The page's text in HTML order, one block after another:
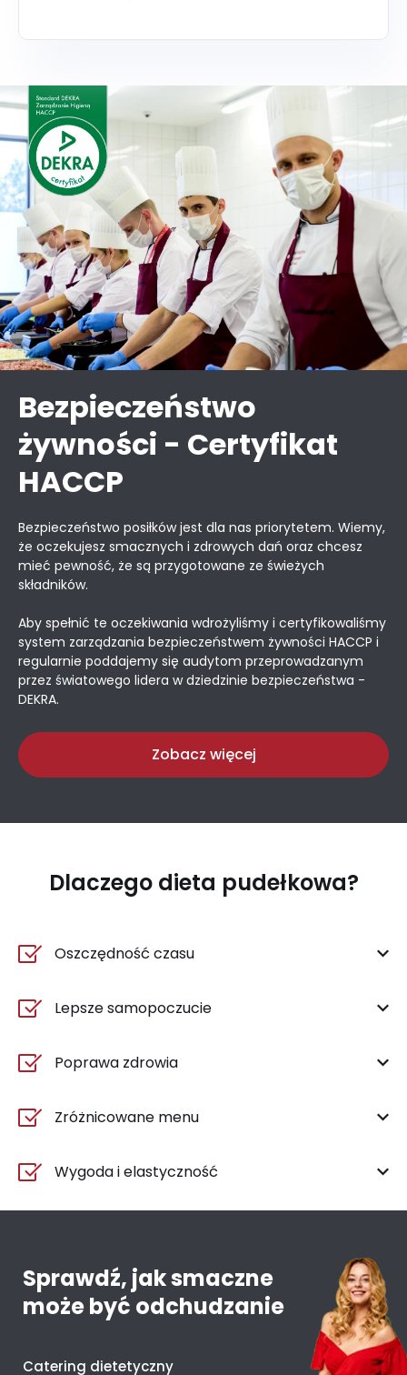
Bezpieczeństwo
żywności - Certyfikat
HACCP
Bezpieczeństwo posiłków jest dla nas priorytetem. Wiemy,
że oczekujesz smacznych i zdrowych dań oraz chcesz
mieć pewność, że są przygotowane ze świeżych
składników.
Aby spełnić te oczekiwania wdrożyliśmy i certyfikowaliśmy
system zarządzania bezpieczeństwem żywności HACCP i
regularnie poddajemy się audytom przeprowadzanym
przez światowego lidera w dziedzinie bezpieczeństwa -
DEKRA.
Zobacz więcej
Dlaczego dieta pudełkowa?
Oszczędność czasu
Lepsze samopoczucie
Poprawa zdrowia
Zróżnicowane menu
Wygoda i elastyczność
Sprawdź, jak smaczne
może być odchudzanie
Catering dietetyczny